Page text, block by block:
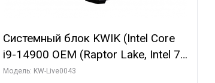
Системный блок KWIK (Intel Core
i9-14900 OEM (Raptor Lake, Intel 7,
C24 16EC/8PC// 16 ГБ ОЗУ (2
Модель: KW-Live0043